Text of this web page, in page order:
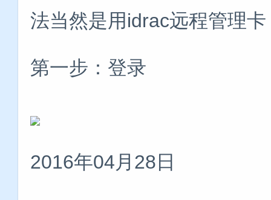
法当然是用idrac远程管理
第一步：登录
2016年04月28日